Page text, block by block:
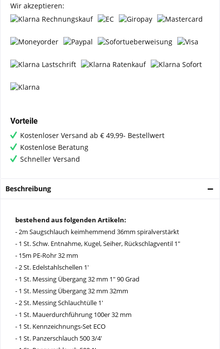
Wir akzeptieren:
Vorteile
Kostenloser Versand ab € 49,99- Bestellwert
Kostenlose Beratung
Schneller Versand
Beschreibung
bestehend aus folgenden Artikeln:
- 2m Saugschlauch keimhemmend 36mm spiralverstärkt
- 1 St. Schw. Entnahme, Kugel, Seiher, Rückschlagventil 1"
- 15m PE-Rohr 32 mm
- 2 St. Edelstahlschellen 1'
- 1 St. Messing Übergang 32 mm 1" 90 Grad
- 1 St. Messing Übergang 32 mm 32mm
- 2 St. Messing Schlauchtülle 1'
- 1 St. Mauerdurchführung 100er 32 mm
- 1 St. Kennzeichnungs-Set ECO
- 1 St. Panzerschlauch 500 3/4'